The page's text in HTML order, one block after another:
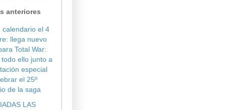
anteriores
calendario el 4
llega nuevo
Total War:
ello junto a
especial
el 25º
de la saga
LAS